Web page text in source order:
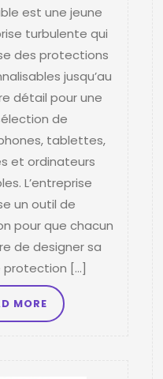
est une jeune
turbulente qui
des protections
jusqu’au
détail pour une
de
tablettes,
et ordinateurs
L’entreprise
un outil de
pour que chacun
de designer sa
protection […]
MORE